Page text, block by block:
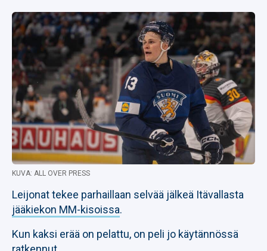
KUVA: ALL OVER PRESS
Leijonat tekee parhaillaan selvää jälkeä Itävallasta
jääkiekon MM-kisoissa.
Kun kaksi erää on pelattu, on peli jo käytännössä